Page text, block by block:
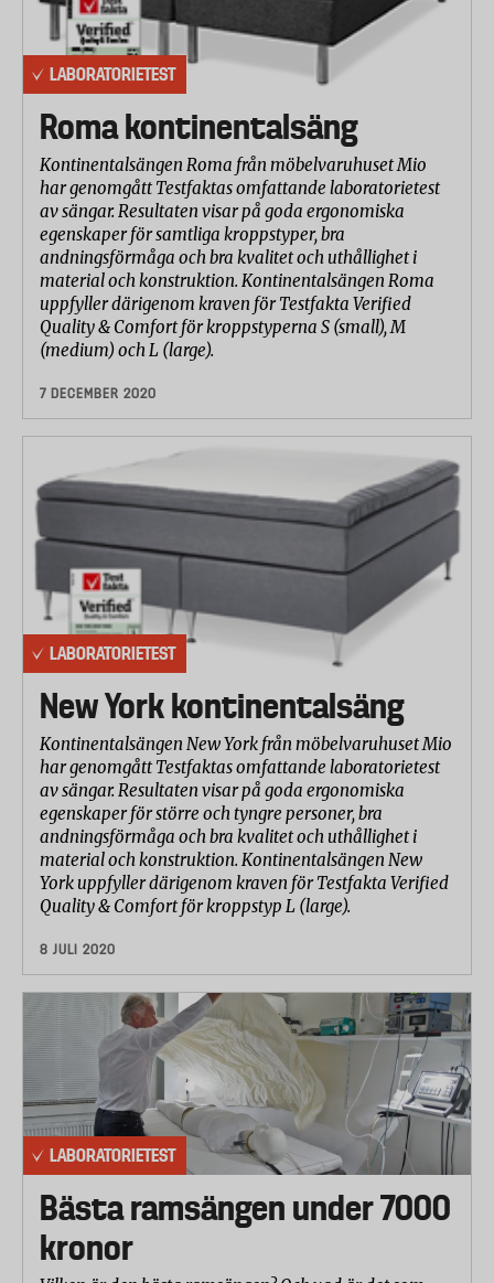
LABORATORIETEST
Roma kontinentalsäng
Kontinentalsängen Roma från möbelvaruhuset Mio
har genomgått Testfaktas omfattande laboratorietest
av sängar. Resultaten visar på goda ergonomiska
egenskaper för samtliga kroppstyper, bra
andningsförmåga och bra kvalitet och uthållighet i
material och konstruktion. Kontinentalsängen Roma
uppfyller därigenom kraven för Testfakta Verified
Quality & Comfort för kroppstyperna S (small), M
(medium) och L (large).
7 DECEMBER 2020
LABORATORIETEST
New York kontinentalsäng
Kontinentalsängen New York från möbelvaruhuset Mio
har genomgått Testfaktas omfattande laboratorietest
av sängar. Resultaten visar på goda ergonomiska
egenskaper för större och tyngre personer, bra
andningsförmåga och bra kvalitet och uthållighet i
material och konstruktion. Kontinentalsängen New
York uppfyller därigenom kraven för Testfakta Verified
Quality & Comfort för kroppstyp L (large).
8 JULI 2020
LABORATORIETEST
Bästa ramsängen under 7000
kronor